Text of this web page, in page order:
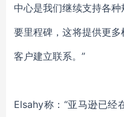
中心是我们继续支持各
要里程碑，这将提供更
客户建立联系。”
Elsahy称：“亚马逊已经